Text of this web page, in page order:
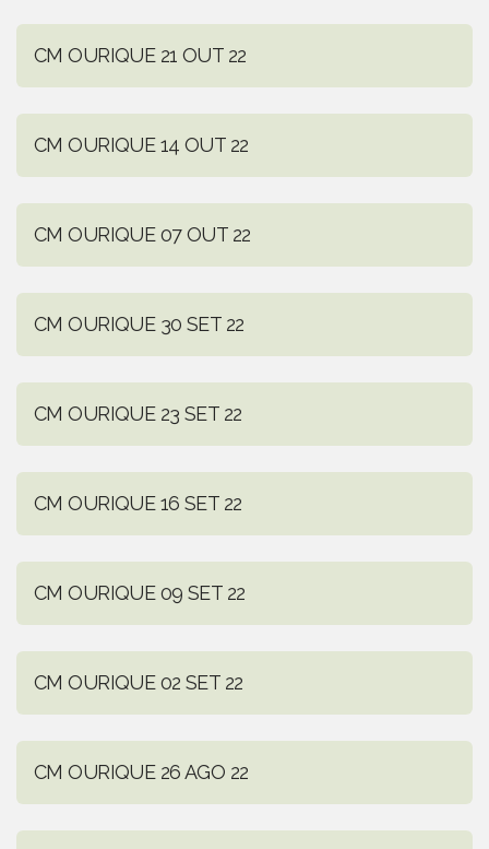
CM OURIQUE 21 OUT 22
CM OURIQUE 14 OUT 22
CM OURIQUE 07 OUT 22
CM OURIQUE 30 SET 22
CM OURIQUE 23 SET 22
CM OURIQUE 16 SET 22
CM OURIQUE 09 SET 22
CM OURIQUE 02 SET 22
CM OURIQUE 26 AGO 22